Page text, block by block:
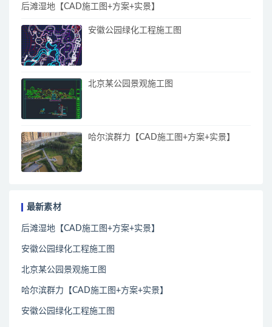
后滩湿地【CAD施工图+方案+实景】
安徽公园绿化工程施工图
北京某公园景观施工图
哈尔滨群力【CAD施工图+方案+实景】
最新素材
后滩湿地【CAD施工图+方案+实景】
安徽公园绿化工程施工图
北京某公园景观施工图
哈尔滨群力【CAD施工图+方案+实景】
安徽公园绿化工程施工图